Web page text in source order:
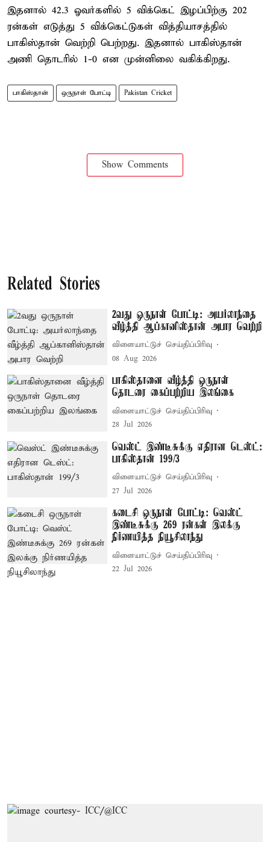
இதனால் 42.3 ஓவர்களில் 5 விக்கெட் இழப்பிற்கு 202
ரன்கள் எடுத்து 5 விக்கெட்டுகள் வித்தியாசத்தில்
பாகிஸ்தான் வெற்றி பெற்றது. இதனால் பாகிஸ்தான்
அணி தொடரில் 1-0 என முன்னிலை வகிக்கிறது.
பாகிஸ்தான் ஒருநாள் போட்டி Pakistan Cricket
Show Comments
Related Stories
2வது ஒருநாள் போட்டி: அயர்லாந்தை
வீழ்த்தி ஆப்கானிஸ்தான் அபார வெற்றி
விளையாட்டுச் செய்திப்பிரிவு
08 Aug 2026
பாகிஸ்தானை வீழ்த்தி ஒருநாள்
தொடரை கைப்பற்றிய இலங்கை
விளையாட்டுச் செய்திப்பிரிவு
28 Jul 2026
வெஸ்ட் இண்டீசுக்கு எதிரான டெஸ்ட்:
பாகிஸ்தான் 199/3
விளையாட்டுச் செய்திப்பிரிவு
27 Jul 2026
கடைசி ஒருநாள் போட்டி: வெஸ்ட்
இண்டீசுக்கு 269 ரன்கள் இலக்கு
நிர்ணயித்த நியூசிலாந்து
விளையாட்டுச் செய்திப்பிரிவு
22 Jul 2026